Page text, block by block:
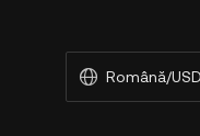
Română/USD